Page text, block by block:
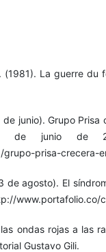
La guerre du
de junio). Grupo
de junio de
grupo-prisa-crecera-
de agosto). El
www.portafolio.co/
ondas rojas a las
Gustavo Gili.